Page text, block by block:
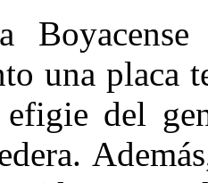
una placa
del